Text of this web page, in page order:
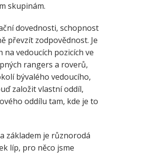
skupinám.
dovednosti, schopnost
převzít zodpovědnost. Je
vedoucích pozicích ve
rangers a roverů,
bývalého vedoucího,
založit vlastní oddíl,
oddílu tam, kde je to
základem je různorodá
líp, pro něco jsme